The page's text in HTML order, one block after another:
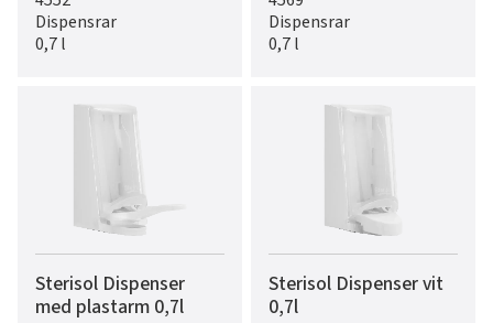
Dispensrar
0,7 l
Dispensrar
0,7 l
Sterisol Dispenser
med plastarm 0,7l
Sterisol Dispenser vit
0,7l